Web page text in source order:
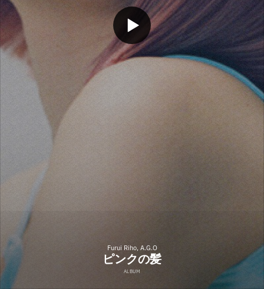
Furui Riho, A.G.O
ピンクの髪
ALBUM